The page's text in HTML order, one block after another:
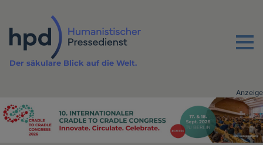
Inhalt
Menu
Der säkulare Blick auf die Welt.
Advertising
Anzeige